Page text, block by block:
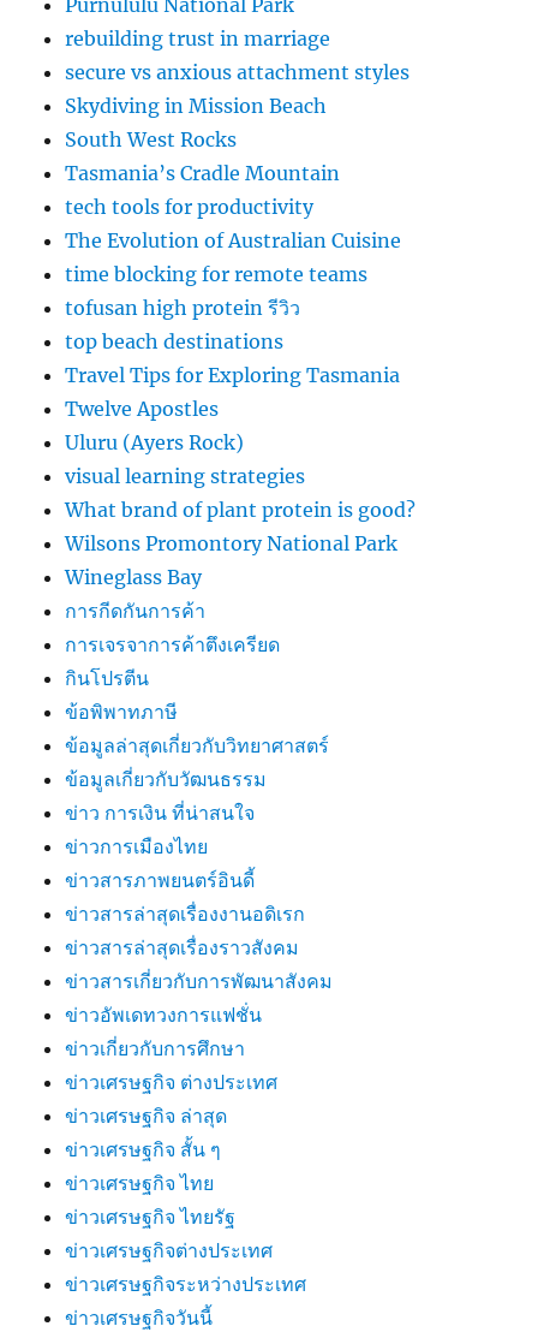
Purnululu National Park
rebuilding trust in marriage
secure vs anxious attachment styles
Skydiving in Mission Beach
South West Rocks
Tasmania’s Cradle Mountain
tech tools for productivity
The Evolution of Australian Cuisine
time blocking for remote teams
tofusan high protein รีวิว
top beach destinations
Travel Tips for Exploring Tasmania
Twelve Apostles
Uluru (Ayers Rock)
visual learning strategies
What brand of plant protein is good?
Wilsons Promontory National Park
Wineglass Bay
การกีดกันการค้า
การเจรจาการค้าตึงเครียด
กินโปรตีน
ข้อพิพาทภาษี
ข้อมูลล่าสุดเกี่ยวกับวิทยาศาสตร์
ข้อมูลเกี่ยวกับวัฒนธรรม
ข่าว การเงิน ที่น่าสนใจ
ข่าวการเมืองไทย
ข่าวสารภาพยนตร์อินดี้
ข่าวสารล่าสุดเรื่องงานอดิเรก
ข่าวสารล่าสุดเรื่องราวสังคม
ข่าวสารเกี่ยวกับการพัฒนาสังคม
ข่าวอัพเดทวงการแฟชั่น
ข่าวเกี่ยวกับการศึกษา
ข่าวเศรษฐกิจ ต่างประเทศ
ข่าวเศรษฐกิจ ล่าสุด
ข่าวเศรษฐกิจ สั้น ๆ
ข่าวเศรษฐกิจ ไทย
ข่าวเศรษฐกิจ ไทยรัฐ
ข่าวเศรษฐกิจต่างประเทศ
ข่าวเศรษฐกิจระหว่างประเทศ
ข่าวเศรษฐกิจวันนี้